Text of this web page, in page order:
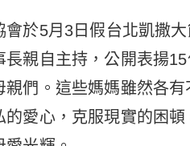
於5月3日假台北凱撒
親自主持，公開表揚
們。這些媽媽雖然各
愛心，克服現實的困